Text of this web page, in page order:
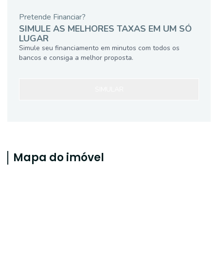
Pretende Financiar?
SIMULE AS MELHORES TAXAS EM UM SÓ
LUGAR
Simule seu financiamento em minutos com todos os
bancos e consiga a melhor proposta.
Mapa do imóvel